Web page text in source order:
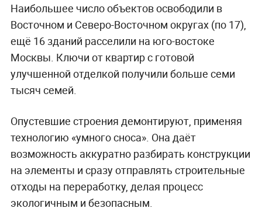
Наибольшее число объектов освободили в
Восточном и Северо-Восточном округах (по 17),
ещё 16 зданий расселили на юго-востоке
Москвы. Ключи от квартир с готовой
улучшенной отделкой получили больше семи
тысяч семей.
Опустевшие строения демонтируют, применяя
технологию «умного сноса». Она даёт
возможность аккуратно разбирать конструкции
на элементы и сразу отправлять строительные
отходы на переработку, делая процесс
экологичным и безопасным.